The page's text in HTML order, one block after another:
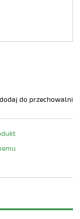
dodaj do przechowalni